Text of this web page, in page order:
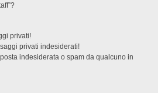
privati!
privati indesiderati!
indesiderata o spam da qualcuno in